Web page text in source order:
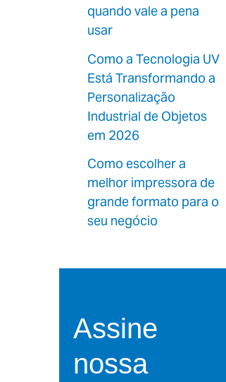
quando vale a pena
usar
Como a Tecnologia UV
Está Transformando a
Personalização
Industrial de Objetos
em 2026
Como escolher a
melhor impressora de
grande formato para o
seu negócio
Assine
nossa